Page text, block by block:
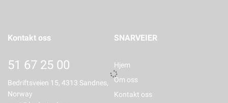
Kontakt oss
51 67 25 00
Bedriftsveien 15, 4313 Sandnes,
Norway
SNARVEIER
Hjem
Om oss
Kontakt oss